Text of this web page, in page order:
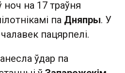
ноч на 17 траўня
па Дняпры. У
пацярпелі.
ўдар па